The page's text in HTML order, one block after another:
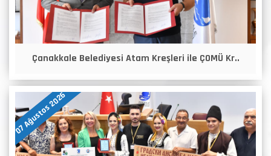
Çanakkale Belediyesi Atam Kreşleri ile ÇOMÜ Kr..
07 Ağustos 2026